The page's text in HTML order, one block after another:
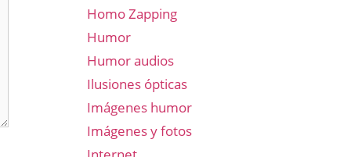
Homo Zapping
Humor
Humor audios
Ilusiones ópticas
Imágenes humor
Imágenes y fotos